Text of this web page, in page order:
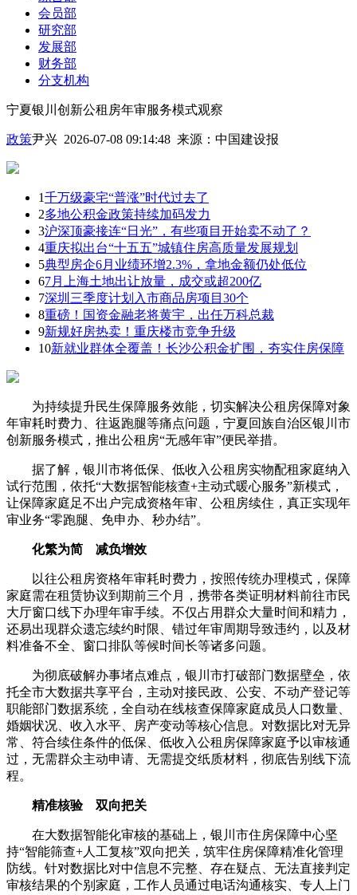
会员部
研究部
发展部
财务部
分支机构
宁夏银川创新公租房年审服务模式观察
政策尹兴 2026-07-08 09:14:48 来源： 中国建设报
1千万级豪宅“普涨”时代过去了
2多地公积金政策持续加码发力
3沪深顶豪接连“日光”，有些项目开始卖不动了？
4重庆拟出台“十五五”城镇住房高质量发展规划
5典型房企6月业绩环增2.3%，拿地金额仍处低位
67月上海土地出让放量，成交或超200亿
7深圳三季度计划入市商品房项目30个
8重磅！国资金融老将黄宇，出任万科总裁
9新规好房热卖！重庆楼市竞争升级
10新就业群体全覆盖！长沙公积金扩围，夯实住房保障
为持续提升民生保障服务效能，切实解决公租房保障对象
年审耗时费力、往返跑腿等痛点问题，宁夏回族自治区银川市
创新服务模式，推出公租房“无感年审”便民举措。
据了解，银川市将低保、低收入公租房实物配租家庭纳入
试行范围，依托“大数据智能核查+主动式暖心服务”新模式，
让保障家庭足不出户完成资格年审、公租房续住，真正实现年
审业务“零跑腿、免申办、秒办结”。
化繁为简 减负增效
以往公租房资格年审耗时费力，按照传统办理模式，保障
家庭需在租赁协议到期前三个月，携带各类证明材料前往市民
大厅窗口线下办理年审手续。不仅占用群众大量时间和精力，
还易出现群众遗忘续约时限、错过年审周期导致违约，以及材
料准备不全、窗口排队等候时间长等诸多问题。
为彻底破解办事堵点难点，银川市打破部门数据壁垒，依
托全市大数据共享平台，主动对接民政、公安、不动产登记等
职能部门数据系统，全自动在线核查保障家庭成员人口数量、
婚姻状况、收入水平、房产变动等核心信息。对数据比对无异
常、符合续住条件的低保、低收入公租房保障家庭予以审核通
过，无需群众主动申请、无需提交纸质材料，彻底告别线下流
程。
精准核验 双向把关
在大数据智能化审核的基础上，银川市住房保障中心坚
持“智能筛查+人工复核”双向把关，筑牢住房保障精准化管理
防线。针对数据比对中信息不完整、存在疑点、无法直接判定
审核结果的个别家庭，工作人员通过电话沟通核实、专人上门